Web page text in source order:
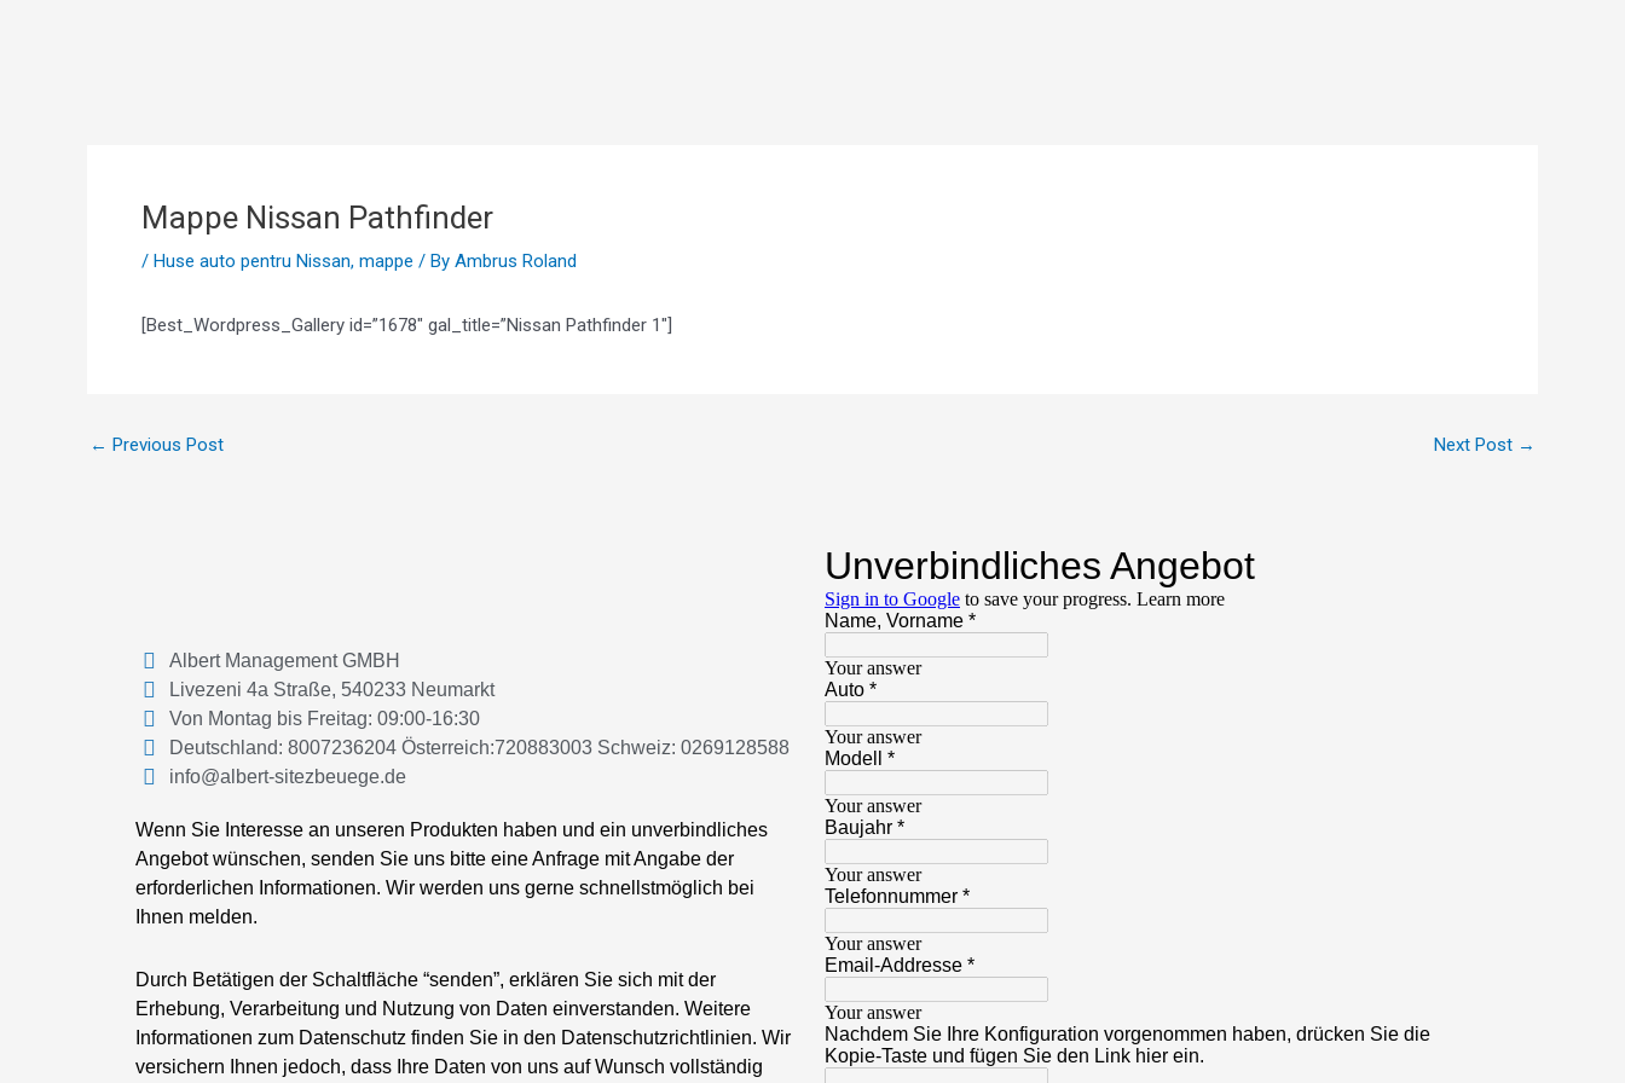
Mappe Nissan Pathfinder
/ Huse auto pentru Nissan, mappe / By Ambrus Roland
[Best_Wordpress_Gallery id=”1678″ gal_title=”Nissan Pathfinder 1″]
← Previous Post Next Post →
Albert Management GMBH
Livezeni 4a Straße, 540233 Neumarkt
Von Montag bis Freitag: 09:00-16:30
Deutschland: 8007236204 Österreich:720883003 Schweiz: 0269128588
info@albert-sitezbeuege.de
Wenn Sie Interesse an unseren Produkten haben und ein unverbindliches
Angebot wünschen, senden Sie uns bitte eine Anfrage mit Angabe der
erforderlichen Informationen. Wir werden uns gerne schnellstmöglich bei
Ihnen melden.
Durch Betätigen der Schaltfläche “senden”, erklären Sie sich mit der
Erhebung, Verarbeitung und Nutzung von Daten einverstanden. Weitere
Informationen zum Datenschutz finden Sie in den Datenschutzrichtlinien. Wir
versichern Ihnen jedoch, dass Ihre Daten von uns auf Wunsch vollständig